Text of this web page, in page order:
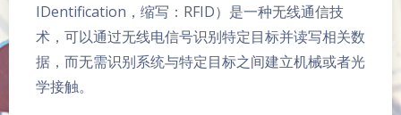
夜间模式
IDentification，缩写：RFID）是一种无线通信技
术，可以通过无线电信号识别特定目标并读写相关数
据，而无需识别系统与特定目标之间建立机械或者光
学接触。